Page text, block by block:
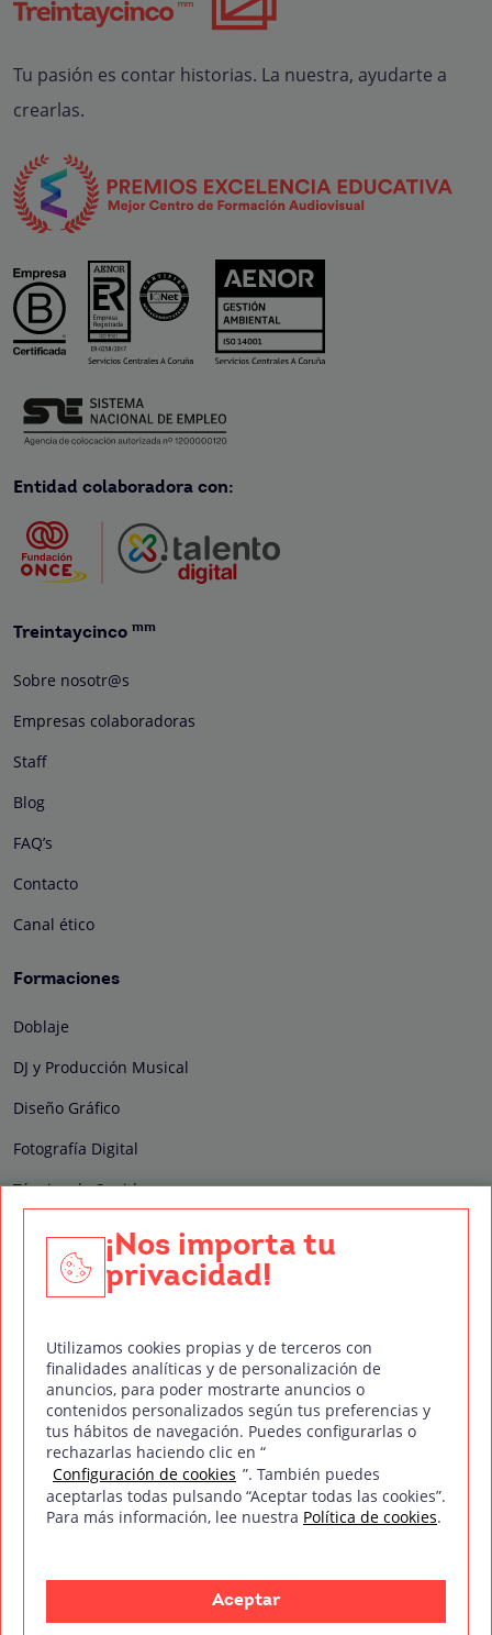
Tu pasión es contar historias. La nuestra, ayudarte a
crearlas.
Entidad colaboradora con:
Treintaycinco mm
Sobre nosotr@s
Empresas colaboradoras
Staff
Blog
FAQ’s
Contacto
Canal ético
Formaciones
Doblaje
DJ y Producción Musical
Diseño Gráfico
Fotografía Digital
Técnico de Sonido
Edición y Postproducción de Vídeo
Nuestros sellos de calidad
Síguenos en Redes Sociales
mm 2026
Política de privacidad Política de cookies
Aviso legal
¡Nos importa tu
privacidad!
Utilizamos cookies propias y de terceros con
finalidades analíticas y de personalización de
anuncios, para poder mostrarte anuncios o
contenidos personalizados según tus preferencias y
tus hábitos de navegación. Puedes configurarlas o
rechazarlas haciendo clic en “
Configuración de cookies ”. También puedes
aceptarlas todas pulsando “Aceptar todas las cookies”.
Para más información, lee nuestra Política de cookies.
Aceptar